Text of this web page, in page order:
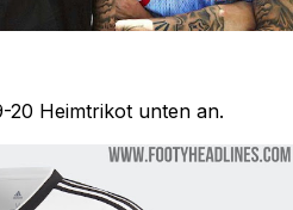
20 Heimtrikot unten an.